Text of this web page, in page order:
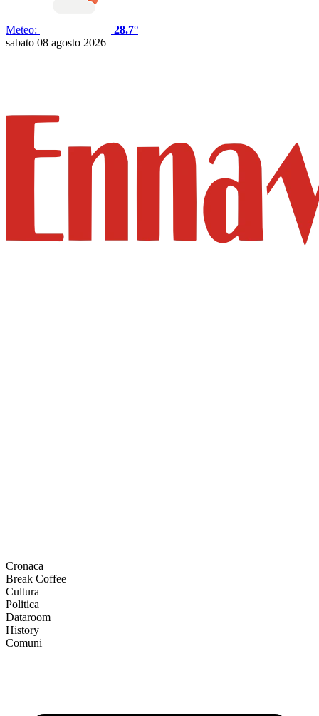
Meteo:
28.7°
sabato 08 agosto 2026
Cronaca
Break Coffee
Cultura
Politica
Dataroom
History
Comuni